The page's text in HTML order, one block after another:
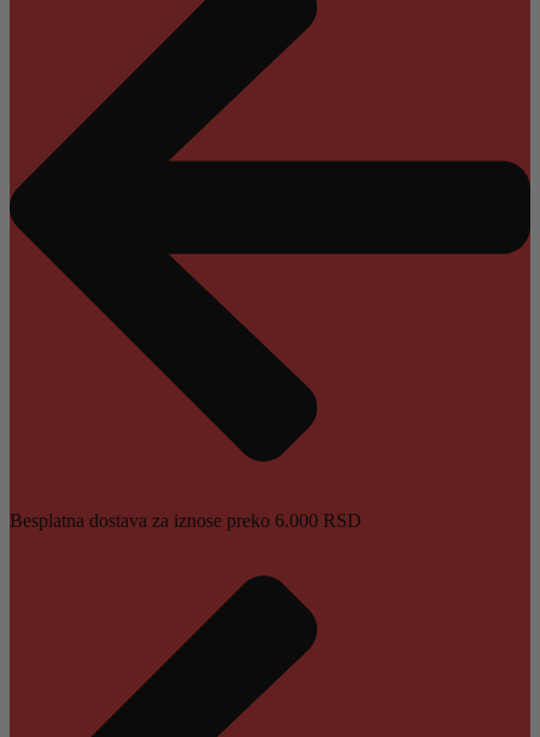
Besplatna dostava za iznose preko 6.000 RSD